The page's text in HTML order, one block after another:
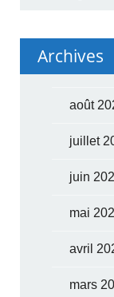
Archives
août
juillet
juin
mai
avril
mars